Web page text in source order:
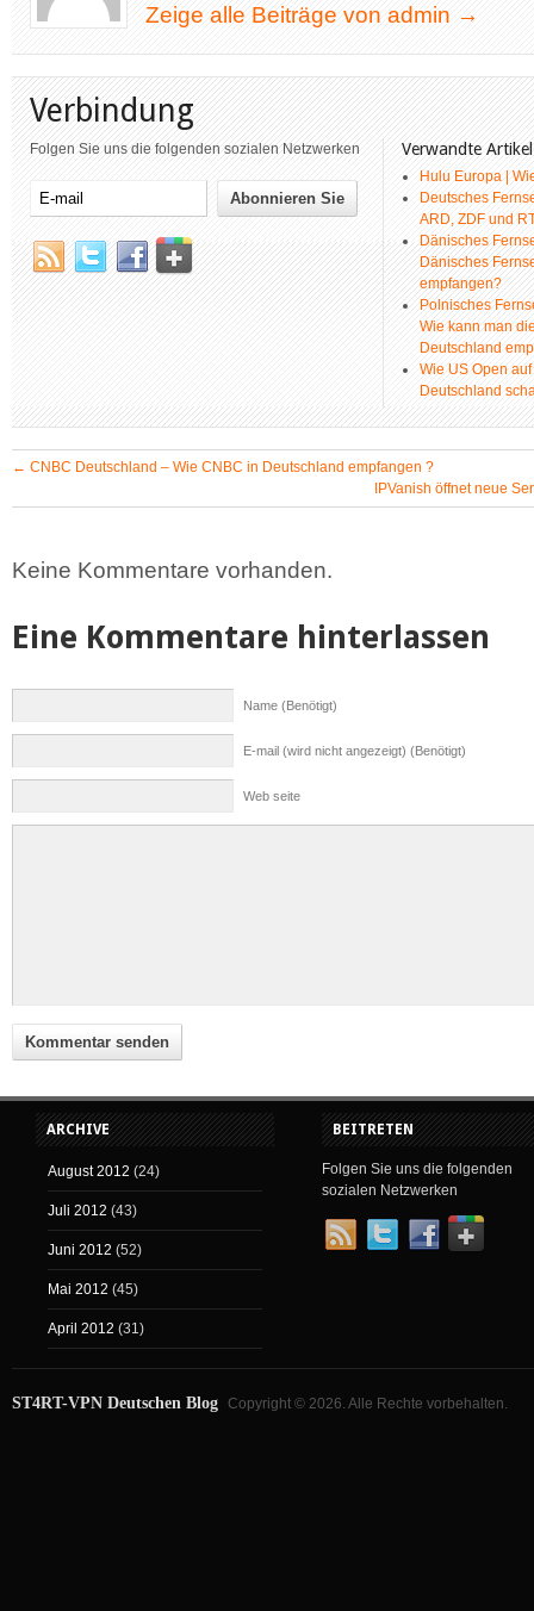
Zeige alle Beiträge von admin →
Verbindung
Folgen Sie uns die folgenden sozialen Netzwerken Verwandte
Hulu Europa |
Deutsches
ARD, ZDF und
Dänisches
Dänisches
empfangen?
Polnisches
Wie kann man
Deutschland
Wie US Open
Deutschland
← CNBC Deutschland – Wie CNBC in Deutschland empfangen ?
IPVanish öffnet neue
Keine Kommentare vorhanden.
Eine Kommentare hinterlassen
Name (Benötigt)
E-mail (wird nicht angezeigt) (Benötigt)
Web seite
ARCHIVE
August 2012 (24)
Juli 2012 (43)
Juni 2012 (52)
Mai 2012 (45)
April 2012 (31)
BEITRETEN
Folgen Sie uns die folgenden
sozialen Netzwerken
ST4RT-VPN Deutschen Blog Copyright © 2026. Alle Rechte vorbehalten.